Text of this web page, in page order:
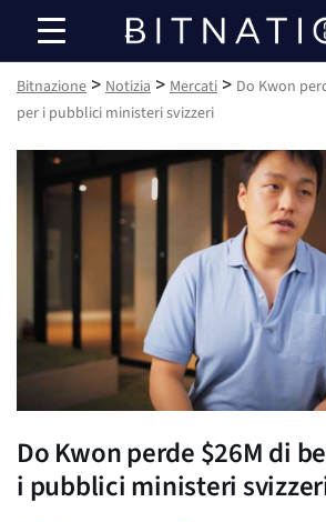
Bitnazione
Bitnazione > Notizia > Mercati > Do Kwon
per i pubblici ministeri svizzeri
Do Kwon perde $26M di
i pubblici ministeri